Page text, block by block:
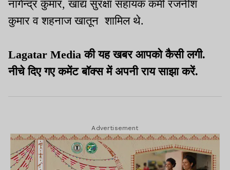
नागेन्द्र कुमार, खाद्य सुरक्षा सहायक कर्मी रजनीश
कुमार व शहनाज खातून शामिल थे.
Lagatar Media की यह खबर आपको कैसी लगी.
नीचे दिए गए कमेंट बॉक्स में अपनी राय साझा करें.
Advertisement